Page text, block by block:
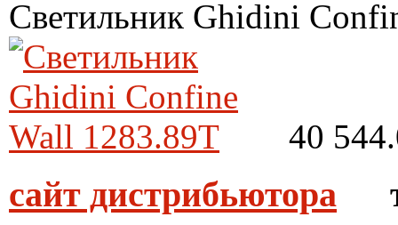
Светильник Ghidini
40
сайт дистрибьютора